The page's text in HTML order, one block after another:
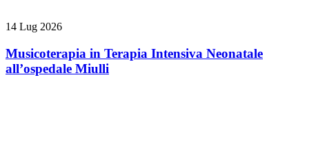
14 Lug 2026
Musicoterapia in Terapia Intensiva Neonatale
all’ospedale Miulli